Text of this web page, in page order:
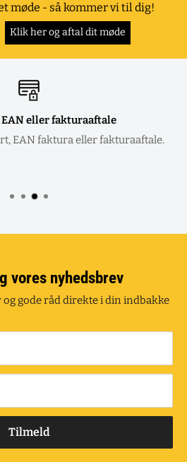
møde - så kommer vi til dig!
Klik her og aftal dit møde
eller fakturaaftale
EAN faktura eller fakturaaftale.
vores nyhedsbrev
gode råd direkte i din indbakke
Tilmeld